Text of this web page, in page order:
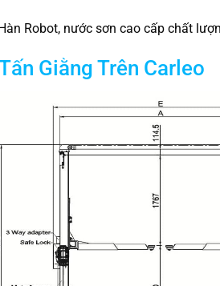
Robot, nước sơn cao cấp chất
Giằng Trên Carleo